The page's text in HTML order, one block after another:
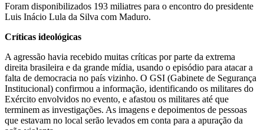
Foram disponibilizados 193 miliatres para o encontro do presidente
Luis Inácio Lula da Silva com Maduro.
Críticas ideológicas
A agressão havia recebido muitas críticas por parte da extrema
direita brasileira e da grande mídia, usando o episódio para atacar a
falta de democracia no país vizinho. O GSI (Gabinete de Segurança
Institucional) confirmou a informação, identificando os militares do
Exército envolvidos no evento, e afastou os militares até que
terminem as investigações. As imagens e depoimentos de pessoas
que estavam no local serão levados em conta para a apuração da